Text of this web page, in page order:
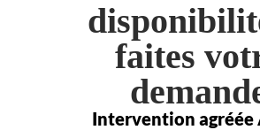
faites
Intervention agréée